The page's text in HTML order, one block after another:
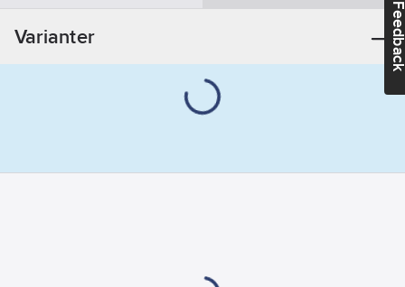
exempelvis i samband
med renovering eller
hela apparaten.
Djup:10mm
Varianter